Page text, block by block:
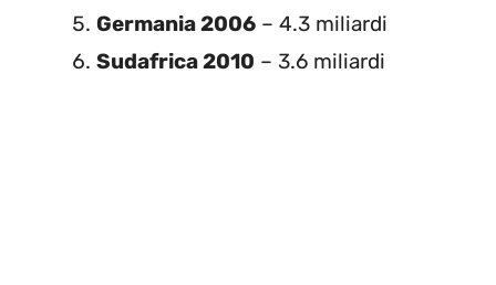
Germania 2006 – 4.3 miliardi
Sudafrica 2010 – 3.6 miliardi